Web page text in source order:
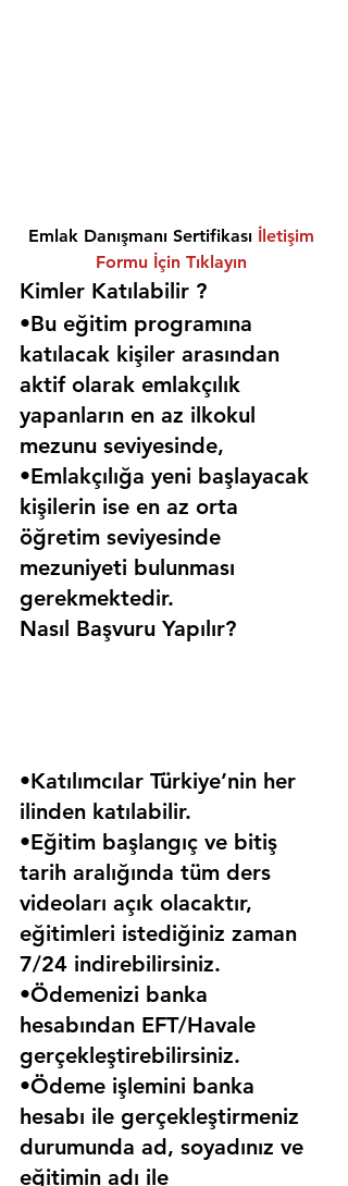
Emlak Danışmanı Sertifikası İletişim
Formu İçin Tıklayın
Kimler Katılabilir ?
•Bu eğitim programına
katılacak kişiler arasından
aktif olarak emlakçılık
yapanların en az ilkokul
mezunu seviyesinde,
•Emlakçılığa yeni başlayacak
kişilerin ise en az orta
öğretim seviyesinde
mezuniyeti bulunması
gerekmektedir.
Nasıl Başvuru Yapılır?
•Katılımcılar Türkiye’nin her
ilinden katılabilir.
•Eğitim başlangıç ve bitiş
tarih aralığında tüm ders
videoları açık olacaktır,
eğitimleri istediğiniz zaman
7/24 indirebilirsiniz.
•Ödemenizi banka
hesabından EFT/Havale
gerçekleştirebilirsiniz.
•Ödeme işlemini banka
hesabı ile gerçekleştirmeniz
durumunda ad, soyadınız ve
eğitimin adı ile